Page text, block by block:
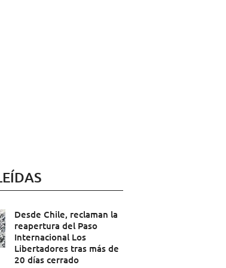
Desde Chile, reclaman la
reapertura del Paso
Internacional Los
Libertadores tras más de
20 días cerrado